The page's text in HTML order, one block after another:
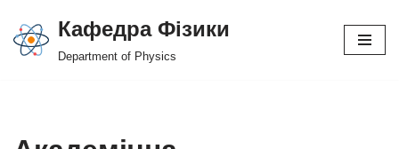
Перейти
Кафедра Фізики
Department of Physics